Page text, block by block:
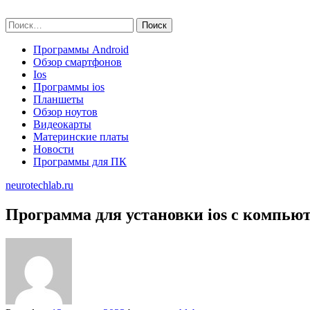
to
content
Найти:
Программы Android
Обзор смартфонов
Ios
Программы ios
Планшеты
Обзор ноутов
Видеокарты
Материнские платы
Новости
Программы для ПК
neurotechlab.ru
Программа для установки ios с